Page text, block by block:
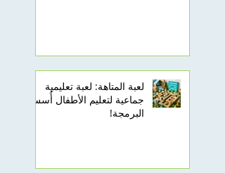
لعبة المتاهة: لعبة تعليمية
جماعية لتعليم الأطفال أُسس
البرمجة!